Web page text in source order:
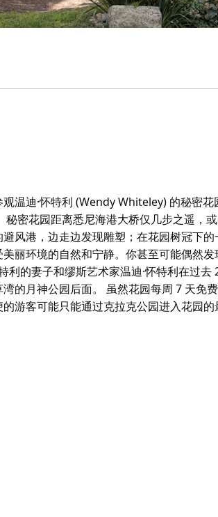
温迪·怀特利 (Wendy Whiteley) 的秘密花
密花园距离悉尼海港大桥仅几步之遥，
风港，边走边发现雕塑；在花园树冠下的
丽环境的自然和宁静。你甚至可能偶然发
的妻子和缪斯艺术家温迪·怀特利在过去
的月神公园后面。 虽然花园每周 7 天免
游客可能只能通过克拉克公园进入花园的
艺术家温迪·怀特利在过去 20 年中创建，
。